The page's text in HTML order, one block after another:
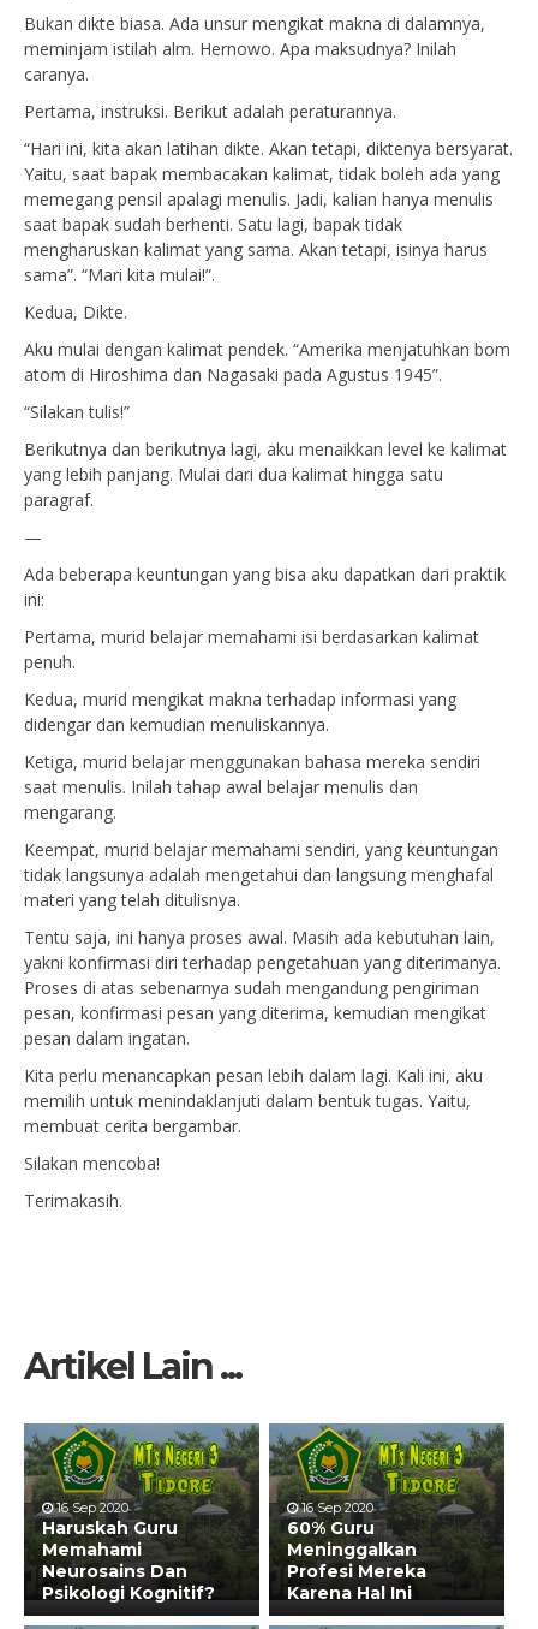
Bukan dikte biasa. Ada unsur mengikat makna di dalamnya,
meminjam istilah alm. Hernowo. Apa maksudnya? Inilah
caranya.
Pertama, instruksi. Berikut adalah peraturannya.
“Hari ini, kita akan latihan dikte. Akan tetapi, diktenya bersyarat.
Yaitu, saat bapak membacakan kalimat, tidak boleh ada yang
memegang pensil apalagi menulis. Jadi, kalian hanya menulis
saat bapak sudah berhenti. Satu lagi, bapak tidak
mengharuskan kalimat yang sama. Akan tetapi, isinya harus
sama”. “Mari kita mulai!”.
Kedua, Dikte.
Aku mulai dengan kalimat pendek. “Amerika menjatuhkan bom
atom di Hiroshima dan Nagasaki pada Agustus 1945”.
“Silakan tulis!”
Berikutnya dan berikutnya lagi, aku menaikkan level ke kalimat
yang lebih panjang. Mulai dari dua kalimat hingga satu
paragraf.
—
Ada beberapa keuntungan yang bisa aku dapatkan dari praktik
ini:
Pertama, murid belajar memahami isi berdasarkan kalimat
penuh.
Kedua, murid mengikat makna terhadap informasi yang
didengar dan kemudian menuliskannya.
Ketiga, murid belajar menggunakan bahasa mereka sendiri
saat menulis. Inilah tahap awal belajar menulis dan
mengarang.
Keempat, murid belajar memahami sendiri, yang keuntungan
tidak langsunya adalah mengetahui dan langsung menghafal
materi yang telah ditulisnya.
Tentu saja, ini hanya proses awal. Masih ada kebutuhan lain,
yakni konfirmasi diri terhadap pengetahuan yang diterimanya.
Proses di atas sebenarnya sudah mengandung pengiriman
pesan, konfirmasi pesan yang diterima, kemudian mengikat
pesan dalam ingatan.
Kita perlu menancapkan pesan lebih dalam lagi. Kali ini, aku
memilih untuk menindaklanjuti dalam bentuk tugas. Yaitu,
membuat cerita bergambar.
Silakan mencoba!
Terimakasih.
Artikel Lain ...
16 Sep 2020
Haruskah Guru
Memahami
Neurosains Dan
Psikologi Kognitif?
16 Sep 2020
60% Guru
Meninggalkan
Profesi Mereka
Karena Hal Ini